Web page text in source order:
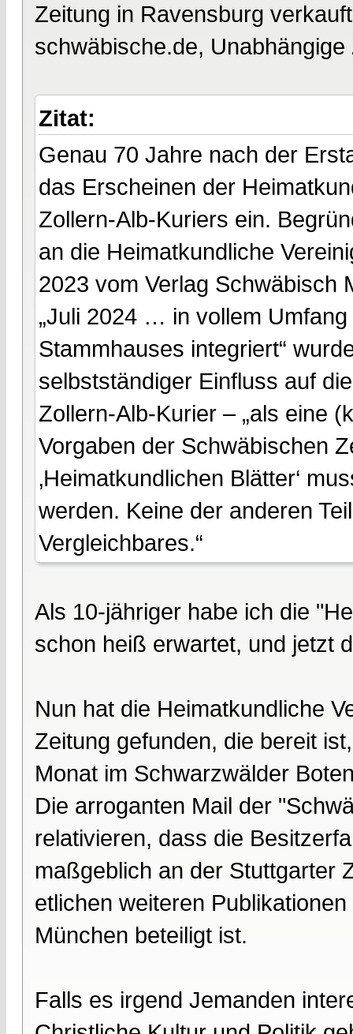
Zeitung in Ravensburg
schwäbische.de,
Zitat:
Genau 70 Jahre nach der
das Erscheinen der
Zollern-Alb-Kuriers ein.
an die Heimatkundliche
2023 vom Verlag Schwäbisch
„Juli 2024 … in vollem
Stammhauses integriert“
selbstständiger Einfluss auf
Zollern-Alb-Kurier – „als eine
Vorgaben der Schwäbischen
‚Heimatkundlichen Blätter‘
werden. Keine der anderen
Vergleichbares.“
Als 10-jähriger habe ich die
schon heiß erwartet, und jetzt
Nun hat die Heimatkundliche
Zeitung gefunden, die bereit
Monat im Schwarzwälder
Die arroganten Mail der
relativieren, dass die
maßgeblich an der Stuttgarter
etlichen weiteren
München beteiligt ist.
Falls es irgend Jemanden